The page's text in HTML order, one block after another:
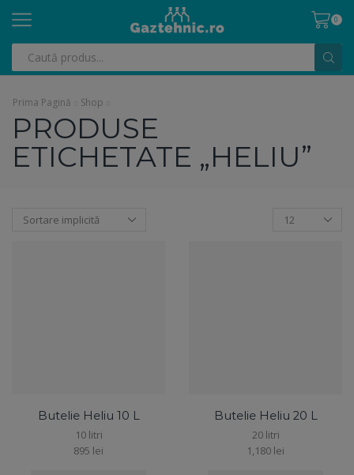
0
input
Prima Pagină Shop
PRODUSE
ETICHETATE „HELIU”
Products
per
Butelie Heliu 10 L
10 litri
895 lei
Butelie Heliu 20 L
20 litri
1,180 lei